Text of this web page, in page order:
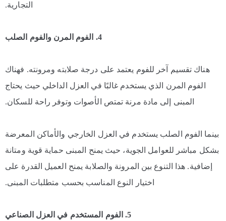
التجارية.
4. الفوم المرن والفوم الصلب
هناك تقسيم آخر للفوم يعتمد على درجة صلابته ومرونته. فهناك
الفوم المرن الذي يستخدم غالبًا في العزل الداخلي حيث يحتاج
المبنى إلى مادة مرنة تمتص الأصوات وتوفر راحة للسكان.
بينما الفوم الصلب يستخدم في العزل الخارجي والأماكن المعرضة
بشكل مباشر للعوامل الجوية، حيث يمنح المبنى حماية قوية ومتانة
إضافية. هذا التنوع بين المرونة والصلابة يمنح العميل القدرة على
اختيار النوع المناسب بحسب متطلبات المبنى.
5. الفوم المستخدم في العزل الصناعي